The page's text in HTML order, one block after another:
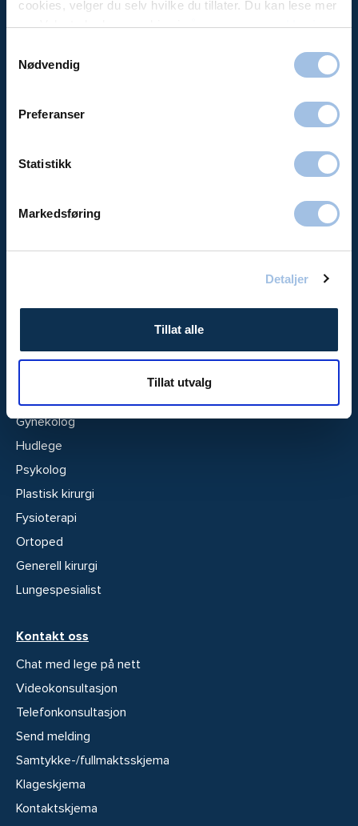
cookies, velger du selv hvilke du tillater. Du kan lese mer
om Volvats bruk av cookies ivår personvernerklæring.
Nødvendig
Preferanser
Statistikk
Markedsføring
Detaljer
Tillat alle
Tillat utvalg
About us (in English)
Bestillingsvilkår
Personvernerklæring
Stoffskiftesenter
Gynekolog
Hudlege
Psykolog
Plastisk kirurgi
Fysioterapi
Ortoped
Generell kirurgi
Lungespesialist
Kontakt oss
Chat med lege på nett
Videokonsultasjon
Telefonkonsultasjon
Send melding
Samtykke-/fullmaktsskjema
Klageskjema
Kontaktskjema